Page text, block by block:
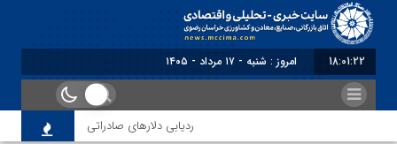
18:01:23 برابر با : Saturday - 8 August - 2026
ردیابی دلارهای صادراتی از اصلاح